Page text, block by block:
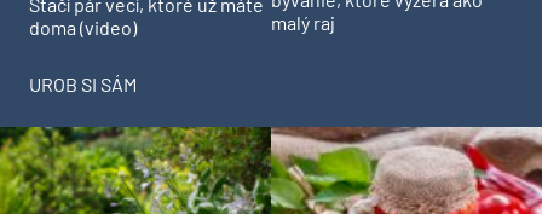
doma (video)
malý raj
UROB SI SÁM